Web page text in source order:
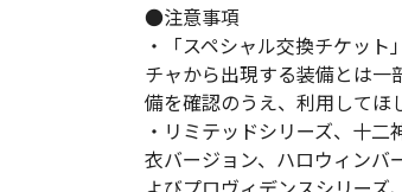
●注意事項
・「スペシャル交換チケッ
チャから出現する装備とは
備を確認のうえ、利用してほ
・リミテッドシリーズ、十
衣バージョン、ハロウィンバ